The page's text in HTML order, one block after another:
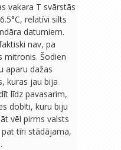
vakara T svārstās
relatīvi silts
datumiem.
nav, pa
mitronis. Šodien
aparu dažas
kuras jau bija
līdz pavasarim,
dobīti, kuru biju
vēl pirms valsts
tīri stādājama,